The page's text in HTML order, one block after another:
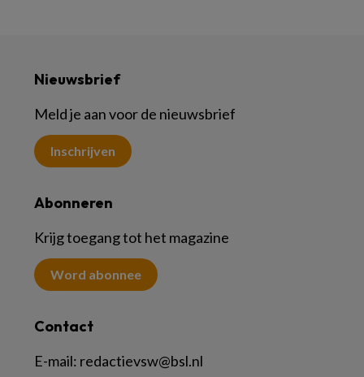
Nieuwsbrief
Meld je aan voor de nieuwsbrief
Inschrijven
Abonneren
Krijg toegang tot het magazine
Word abonnee
Contact
E-mail: redactievsw@bsl.nl